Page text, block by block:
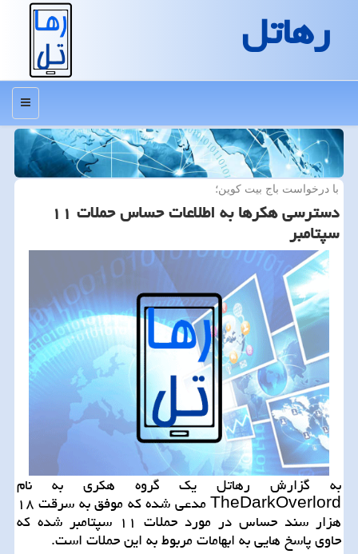
رهاتل
منو
با درخواست باج بیت كوین؛
دسترسی هكرها به اطلاعات حساس حملات ۱۱
سپتامبر
به گزارش رهاتل یك گروه هكری به نام
TheDarkOverlord مدعی شده كه موفق به سرقت ۱۸
هزار سند حساس در مورد حملات ۱۱ سپتامبر شده كه
حاوی پاسخ هایی به ابهامات مربوط به این حملات است.